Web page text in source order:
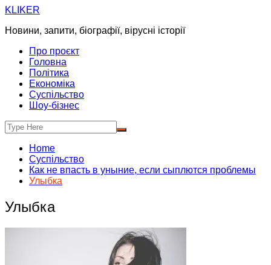
Skip
content
KLIKER
Новини, запити, біографії, вірусні історії
Про проєкт
Головна
Політика
Економіка
Суспільство
Шоу-бізнес
Home
Суспільство
Как не впасть в уныние, если сыплются проблемы
Улыбка
Улыбка